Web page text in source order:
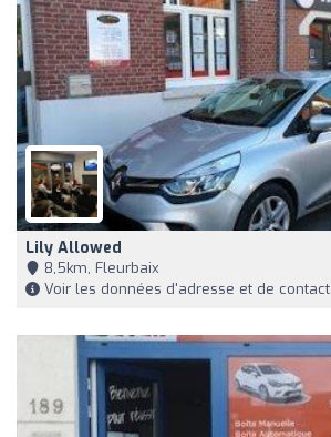
Lily Allowed
8,5km, Fleurbaix
Voir les données d'adresse et de contact